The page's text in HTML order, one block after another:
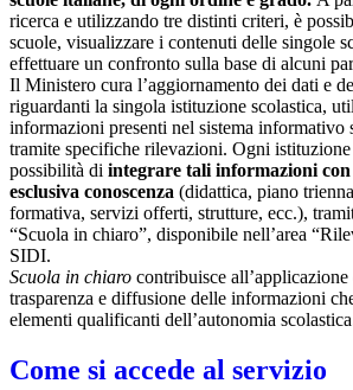
ricerca e utilizzando tre distinti criteri, è
scuole, visualizzare i contenuti delle singole
effettuare un confronto sulla base di alcuni
Il Ministero cura l’aggiornamento dei dati e
riguardanti la singola istituzione scolastica,
informazioni presenti nel sistema informativo
tramite specifiche rilevazioni. Ogni istituzione
possibilità di integrare tali informazioni
esclusiva conoscenza (didattica, piano
formativa, servizi offerti, strutture, ecc.),
“Scuola in chiaro”, disponibile nell’area
SIDI.
Scuola in chiaro contribuisce
trasparenza e diffusione delle informazioni
elementi qualificanti dell’autonomia
Come si accede al servizio